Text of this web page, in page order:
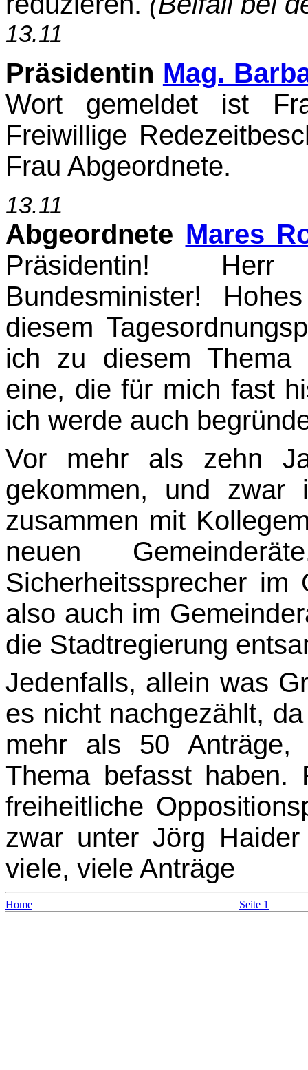
13.11
Präsidentin Mag.
Wort gemeldet ist
Freiwillige
Frau Abge­ordnete.
13.11
Abgeordnete Mares
Präsidentin! Herr
Bundesminister!
diesem
ich zu diesem Thema
eine, die für mich fast
ich werde auch
Vor mehr als zehn
gekommen, und zwar
zusammen mit
neuen
Sicherheitssprecher im
also auch im
die Stadtregierung
Jedenfalls, allein was
es nicht nachgezählt,
mehr als 50
Thema be­fasst haben.
freiheitliche
zwar unter Jörg
viele, viele Anträge
Home Seite 1